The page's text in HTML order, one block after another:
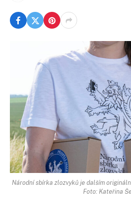
Národní sbírka zlozvyků je dalším
Foto: Kateřina